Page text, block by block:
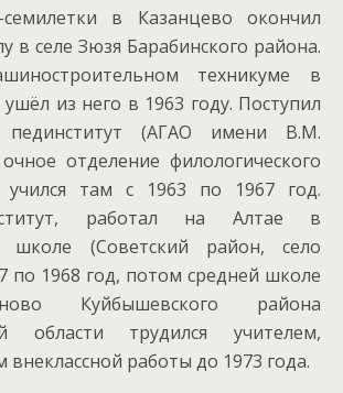
в Казанцево окончил
в селе Зюзя Барабинского района.
техникуме в
из него в 1963 году. Поступил
(АГАО имени В.М.
отделение филологического
учился там с 1963 по 1967 год.
работал на Алтае в
школе (Советский район, село
по 1968 год, потом средней школе
Куйбышевского района
области трудился учителем,
внеклассной работы до 1973 года.